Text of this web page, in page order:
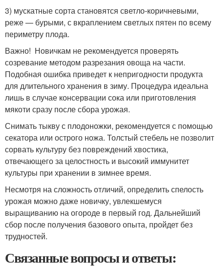
3) мускатные сорта становятся светло-коричневыми,
реже — бурыми, с вкраплением светлых пятен по всему
периметру плода.
Важно! Новичкам не рекомендуется проверять
созревание методом разрезания овоща на части.
Подобная ошибка приведет к непригодности продукта
для длительного хранения в зиму. Процедура идеальна
лишь в случае консервации сока или приготовления
мякоти сразу после сбора урожая.
Снимать тыкву с плодоножки, рекомендуется с помощью
секатора или острого ножа. Толстый стебель не позволит
сорвать культуру без повреждений хвостика,
отвечающего за целостность и высокий иммунитет
культуры при хранении в зимнее время.
Несмотря на сложность отличий, определить спелость
урожая можно даже новичку, увлекшемуся
выращиванию на огороде в первый год. Дальнейший
сбор после получения базового опыта, пройдет без
трудностей.
Связанные вопросы и ответы: